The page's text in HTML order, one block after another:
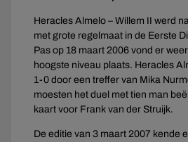
Heracles Almelo – Willem II werd
met grote regelmaat in de Eerste
Pas op 18 maart 2006 vond er
hoogste niveau plaats. Heracles
1-0 door een treffer van Mika
moesten het duel met tien man
kaart voor Frank van der Struijk.
De editie van 3 maart 2007 kende